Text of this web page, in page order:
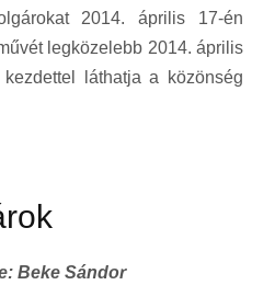
2014. április 17-én
legközelebb 2014. április
láthatja a közönség
Beke Sándor